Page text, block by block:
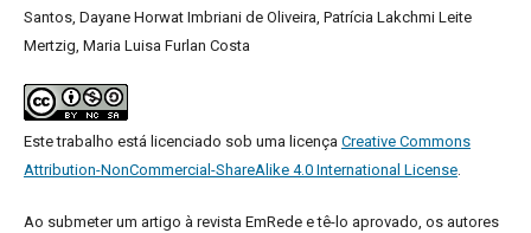
Santos, Dayane Horwat Imbriani de Oliveira, Patrícia Lakchmi Leite
Mertzig, Maria Luisa Furlan Costa
Este trabalho está licenciado sob uma licença Creative Commons
Attribution-NonCommercial-ShareAlike 4.0 International License.
Ao submeter um artigo à revista EmRede e tê-lo aprovado, os autores